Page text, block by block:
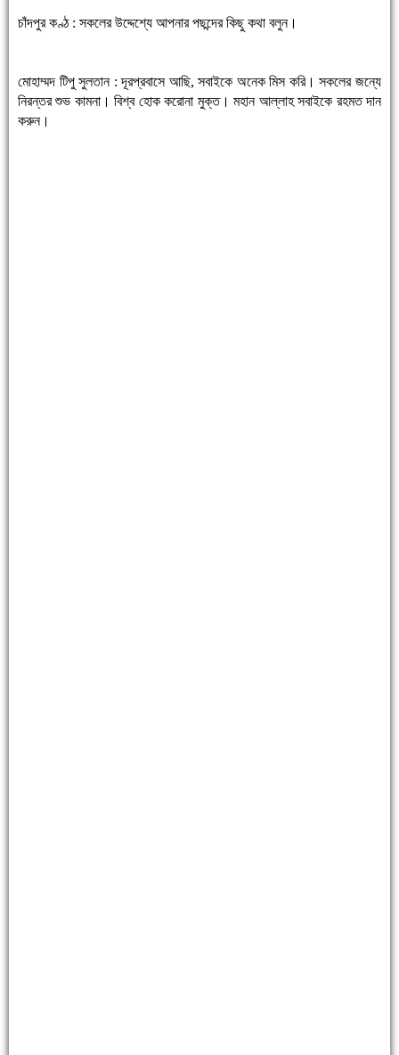
চাঁদপুর কণ্ঠ : সকলের উদ্দেশ্যে আপনার পছন্দের কিছু কথা বলুন।
মোহাম্মদ টিপু সুলতান : দূরপ্রবাসে আছি, সবাইকে অনেক মিস করি। সকলের জন্যে
নিরন্তর শুভ কামনা। বিশ্ব হোক করোনা মুক্ত। মহান আল্লাহ সবাইকে রহমত দান
করুন।